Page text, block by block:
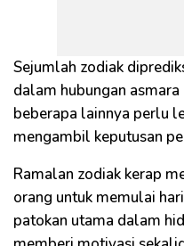
Sejumlah zodiak
dalam hubungan
beberapa lainnya perlu
mengambil keputusan
Ramalan zodiak kerap
orang untuk memulai
patokan utama dalam